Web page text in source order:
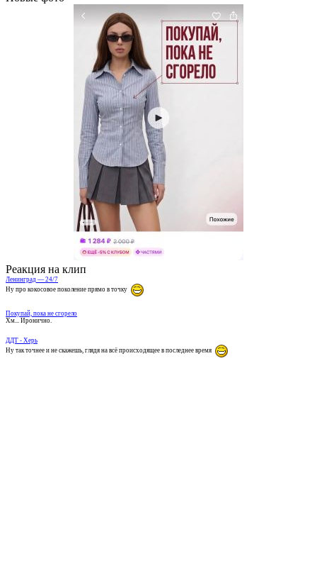
Реакция на клип
Ленинград — 24/7
Ну про кокосовое поколение прямо в точку
Покупай, пока не сгорело
Хм... Иронично.
ДДТ - Херь
Ну так точнее и не скажешь, глядя на всё происходящее в последнее время